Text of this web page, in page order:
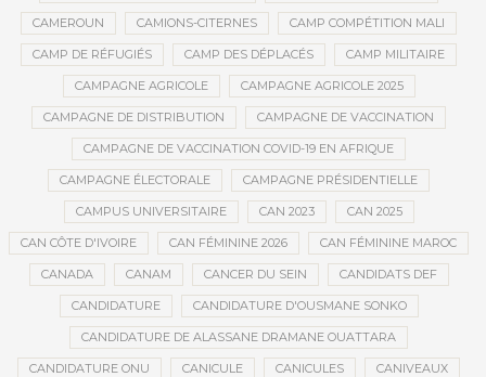
CAMEROUN CAMIONS-CITERNES CAMP COMPÉTITION MALI
CAMP DE RÉFUGIÉS CAMP DES DÉPLACÉS CAMP MILITAIRE
CAMPAGNE AGRICOLE CAMPAGNE AGRICOLE 2025
CAMPAGNE DE DISTRIBUTION CAMPAGNE DE VACCINATION
CAMPAGNE DE VACCINATION COVID-19 EN AFRIQUE
CAMPAGNE ÉLECTORALE CAMPAGNE PRÉSIDENTIELLE
CAMPUS UNIVERSITAIRE CAN 2023 CAN 2025
CAN CÔTE D'IVOIRE CAN FÉMININE 2026 CAN FÉMININE MAROC
CANADA CANAM CANCER DU SEIN CANDIDATS DEF
CANDIDATURE CANDIDATURE D'OUSMANE SONKO
CANDIDATURE DE ALASSANE DRAMANE OUATTARA
CANDIDATURE ONU CANICULE CANICULES CANIVEAUX